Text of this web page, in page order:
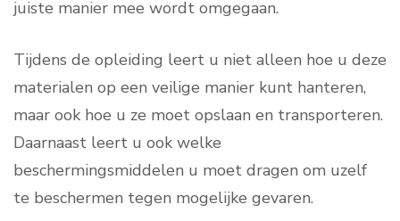
juiste manier mee wordt omgegaan.
Tijdens de opleiding leert u niet alleen hoe u deze
materialen op een veilige manier kunt hanteren,
maar ook hoe u ze moet opslaan en transporteren.
Daarnaast leert u ook welke
beschermingsmiddelen u moet dragen om uzelf
te beschermen tegen mogelijke gevaren.